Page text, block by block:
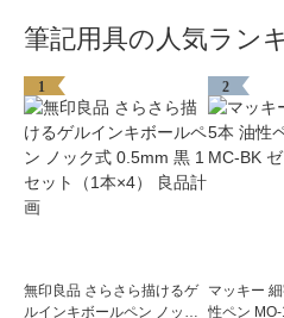
筆記用具の人気ラン
1
無印良品 さらさら描けるゲ
ルインキボールペン ノック
2
マッキー
性ペン MO-